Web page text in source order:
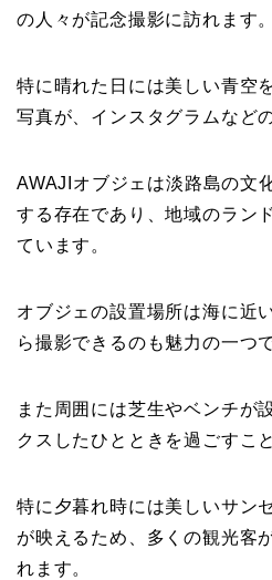
の人々が記念撮影に訪れます。
特に晴れた日には美しい青空
写真が、インスタグラムなど
AWAJIオブジェは淡路島の文
する存在であり、地域のラン
ています。
オブジェの設置場所は海に近
ら撮影できるのも魅力の一つ
また周囲には芝生やベンチが
クスしたひとときを過ごすこ
特に夕暮れ時には美しいサン
が映えるため、多くの観光客
れます。